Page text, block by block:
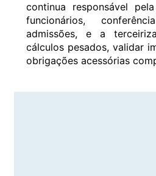
continua responsável
funcionários,
admissões, e a
cálculos pesados, validar
obrigações acessórias